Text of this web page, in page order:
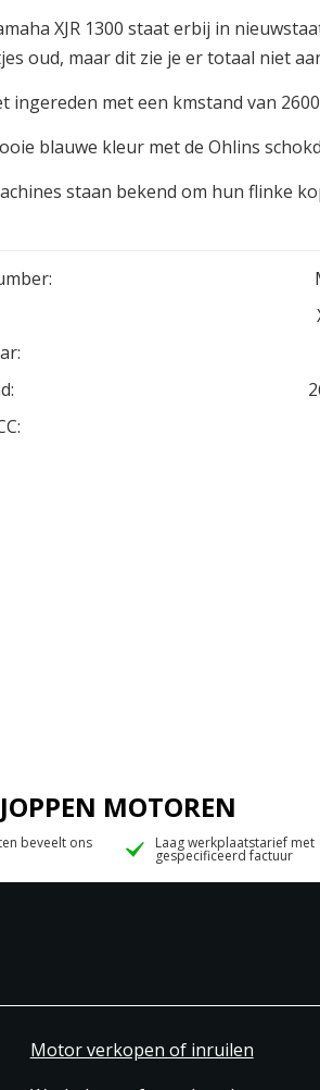
XJR 1300 staat erbij in
oud, maar dit zie je er totaal niet
ingereden met een kmstand van
blauwe kleur met de Ohlins
staan bekend om hun flinke
MOTOREN
beveelt ons Laag werkplaatstarief met
gespecificeerd factuur
Motor verkopen of inruilen